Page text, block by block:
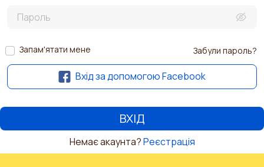
Запам'ятати мене Забули пароль?
Вхід за допомогою Facebook
Немає акаунта?Реєстрація